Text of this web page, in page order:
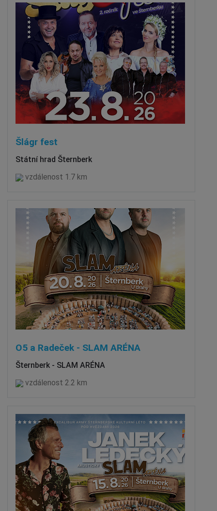
Šlágr fest
Státní hrad Šternberk
vzdálenost 1.7 km
O5 a Radeček - SLAM ARÉNA
Šternberk - SLAM ARÉNA
vzdálenost 2.2 km